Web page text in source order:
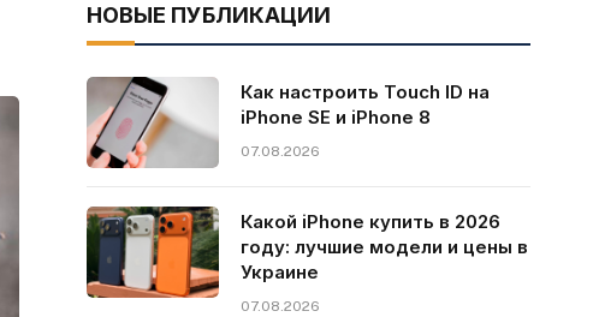
НОВЫЕ ПУБЛИКАЦИИ
Как настроить Touch ID на
iPhone SE и iPhone 8
07.08.2026
Какой iPhone купить в 2026
году: лучшие модели и цены в
Украине
07.08.2026